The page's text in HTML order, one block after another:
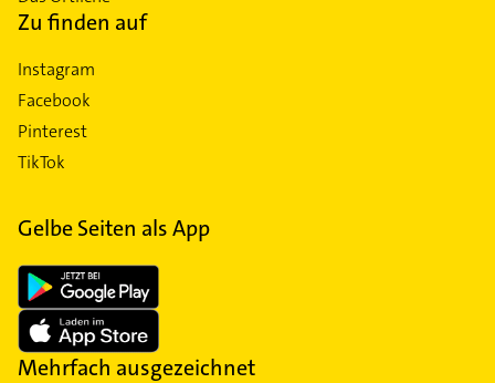
Zu finden auf
Instagram
Facebook
Pinterest
TikTok
Gelbe Seiten als App
Mehrfach ausgezeichnet